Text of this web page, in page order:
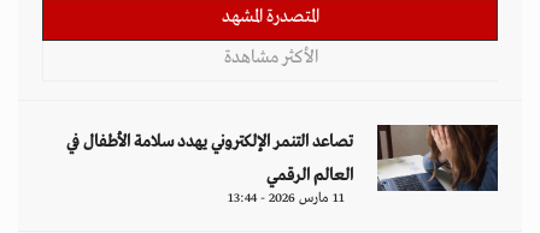
المتصدرة المشهد
الأكثر مشاهدة
تصاعد التنمر الإلكتروني يهدد سلامة الأطفال في
العالم الرقمي
11 مارس 2026 - 13:44